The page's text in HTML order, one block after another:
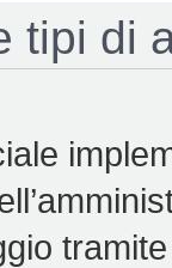
tipi di